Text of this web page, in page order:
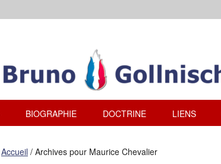
BIOGRAPHIE DOCTRINE LIENS
Accueil / Archives pour Maurice Chevalier